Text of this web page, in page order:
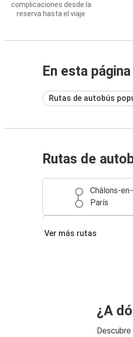
complicaciones desde la
reserva hasta el viaje
En esta página
Rutas de autobús
Rutas de
Châlons-
París
Ver más rutas
¿A
Descubre